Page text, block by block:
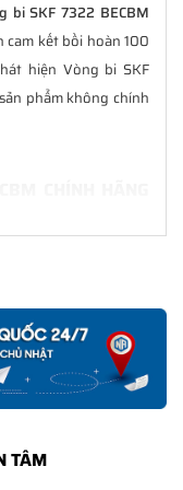
bi SKF 7322 BECBM
kết bồi hoàn 100
hiện Vòng bi SKF
phẩm không chính
CHÍNH HÃNG
BECBM luôn là tốt
SKF chính hãng.
7322 BECBM
tiêu chuẩn bảo
TÂM